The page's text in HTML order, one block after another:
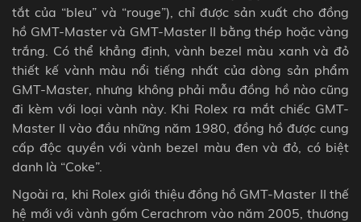
tắt của “bleu” và “rouge”), chỉ được sản xuất cho đồng
hồ GMT-Master và GMT-Master II bằng thép hoặc vàng
trắng. Có thể khẳng định, vành bezel màu xanh và đỏ
thiết kế vành màu nổi tiếng nhất của dòng sản phẩm
GMT-Master, nhưng không phải mẫu đồng hồ nào cũng
đi kèm với loại vành này. Khi Rolex ra mắt chiếc GMT-
Master II vào đầu những năm 1980, đồng hồ được cung
cấp độc quyền với vành bezel màu đen và đỏ, có biệt
danh là “Coke”.
Ngoài ra, khi Rolex giới thiệu đồng hồ GMT-Master II thế
hệ mới với vành gốm Cerachrom vào năm 2005, thương